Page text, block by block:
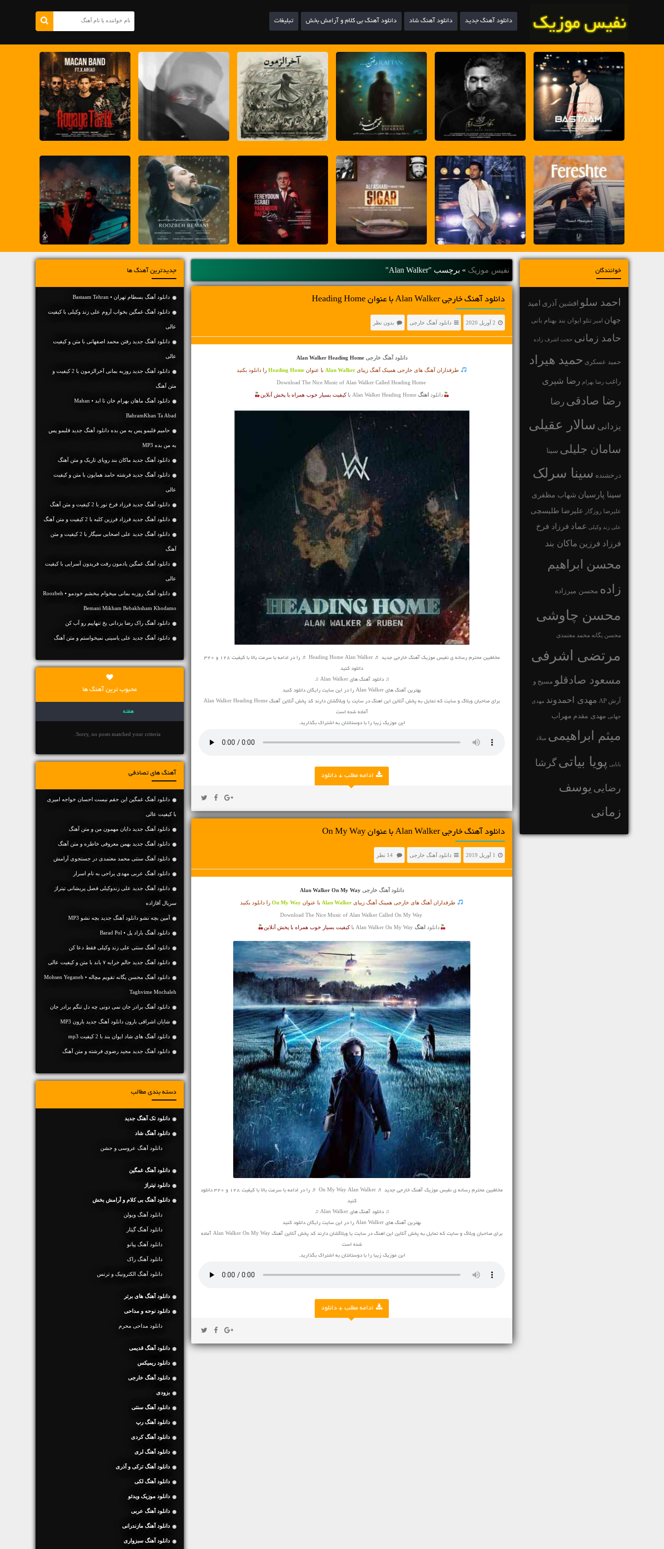
دانلود آهنگ جدید دانلود آهنگ شاد دانلود آهنگ بی کلام و آرامش بخش تبلیغات
خوانندگان
احمد سلو افشین آذری امید
جهان امیر تتلو ایوان بند بهنام بانی
حامد زمانی حجت اشرف زاده
حمید عسکری حمید هیراد
راغب رضا بهرام رضا شیری
رضا صادقی رضا
یزدانی سالار عقیلی
سامان جلیلی سینا
درخشنده سینا سرلک
سینا پارسیان شهاب مظفری
علیرضا روزگار علیرضا طلیسچی
علی زند وکیلی عماد فرزاد فرخ
فرزاد فرزین ماکان بند
محسن ابراهیم
زاده محسن میرزاده
محسن چاوشی
محسن یگانه محمد معتمدی
مرتضی اشرفی
مسعود صادقلو مسیح و
آرش AP مهدی احمدوند مهدی
جهانی مهدی مقدم مهراب
میثم ابراهیمی میلاد
بابایی پویا بیاتیگرشا
رضایی یوسف
زمانی
نفیس موزیک » برچسب "Alan Walker"
دانلود آهنگ خارجی Alan Walker با عنوان Heading Home
2 آوریل 2020 دانلود آهنگ خارجی بدون نظر
دانلود آهنگ خارجی Alan Walker Heading Home
طرفداران آهنگ های خارجی همینک آهنگ زیبای Alan Walker با عنوان Heading Homeرا دانلود بکنید
Download The Nice Music of Alan Walker Called Heading Home
دانلود اهنگ کیفیت بسیار خوب همراه با پخش آنلاین
مخاطبین محترم رسانه ی نفیس موزیک آهنگ خارجی جدید ♬ Heading Home Alan Walker ♬ را در ادامه با سرعت بالا با کیفیت 128 و 320
دانلود کنید
♫ دانلود آهنگ های Alan Walker ♫
بهترین آهنگ های Alan Walker را در این سایت رایگان دانلود کنید
برای صاحبان وبلاگ و سایت که تمایل به پخش آنلاین این اهنگ در سایت یا وبلاگشان دارند کد پخش آنلاین آهنگ Alan Walker Heading Home
آماده شده است
این موزیک زیبا را با دوستانتان به اشتراک بگذارید.
ادامه مطلب + دانلود
دانلود آهنگ خارجی Alan Walker با عنوان On My Way
1 آوریل 2019 دانلود آهنگ خارجی
دانلود آهنگ خارجی Alan Walker On My Way
طرفداران آهنگ های خارجی همینک آهنگ زیبای Alan Walker با عنوان On My Wayرا دانلود بکنید
Download The Nice Music of Alan Walker Called On My Way
دانلود اهنگ کیفیت بسیار خوب همراه با پخش آنلاین
مخاطبین محترم رسانه ی نفیس موزیک آهنگ خارجی جدید ♬ On My Way Alan Walker ♬ را در ادامه با سرعت بالا با کیفیت 128 و 320 دانلود
کنید
♫ دانلود آهنگ های Alan Walker ♫
بهترین آهنگ های Alan Walker را در این سایت رایگان دانلود کنید
برای صاحبان وبلاگ و سایت که تمایل به پخش آنلاین این اهنگ در سایت یا وبلاگشان دارند کد پخش آنلاین آهنگ Alan Walker On My Way آماده
شده است
این موزیک زیبا را با دوستانتان به اشتراک بگذارید.
ادامه مطلب + دانلود
جدیدترین آهنگ ها
دانلود آهنگ بسطام تهران • Bastaam Tehran
دانلود آهنگ غمگین بخواب آروم علی زند وکیلی با کیفیت
عالی
دانلود آهنگ جديد رفتن محمد اصفهانی با متن و کیفیت
عالی
دانلود آهنگ جديد روزبه بمانی آخرالزمون با 2 کیفیت و
متن آهنگ
دانلود آهنگ ماهان بهرام خان تا ابد • Mahan
BahramKhan Ta Abad
حامیم قلبمو پس به من بده دانلود آهنگ جدید قلبمو پس
به من بده MP3
دانلود آهنگ جديد ماکان بند رویای تاریک و متن آهنگ
دانلود آهنگ جديد فرشته حامد همایون با متن و کیفیت
عالی
دانلود آهنگ جديد فرزاد فرخ نور با 2 کیفیت و متن آهنگ
دانلود آهنگ جديد فرزاد فرزین کلبه با 2 کیفیت و متن آهنگ
دانلود آهنگ جديد علی اصحابی سیگار با 2 کیفیت و متن
آهنگ
دانلود آهنگ غمگین یادمون رفت فریدون آسرایی با کیفیت
عالی
دانلود آهنگ روزبه بمانی میخوام ببخشم خودمو • Roozbeh
Bemani Mikham Bebakhsham Khodamo
دانلود آهنگ راک رضا یزدانی یخ تنهاییم رو آب کن
دانلود آهنگ جديد علی یاسینی نمیخواستم و متن آهنگ
محبوب ترین آهنگ ها
هفته
Sorry, no posts matched your criteria.
آهنگ های تصادفی
دانلود آهنگ غمگین این حقم نیست احسان خواجه امیری
با کیفیت عالی
دانلود آهنگ جديد دایان مهمون من و متن آهنگ
دانلود آهنگ جديد بهمن معروفی خاطره و متن آهنگ
دانلود آهنگ سنتی محمد معتمدی در جستجوی آرامش
دانلود آهنگ عربی مهدی یراحی به نام اسرار
دانلود آهنگ جدید علی زندوکیلی فصل پریشانی تیتراژ
سریال آقازاده
آمین بچه نشو دانلود آهنگ جدید بچه نشو MP3
دانلود آهنگ باراد پل • Barad Pol
دانلود آهنگ سنتی علی زند وکیلی فقط دعا کن
دانلود آهنگ جديد حالم خرابه ۷ باند با متن و کیفیت عالی
دانلود آهنگ محسن یگانه تقویم مچاله • Mohsen Yeganeh
Taghvime Mochaleh
دانلود آهنگ برادر جان نمی دونی چه دل تنگم برادر جان
شایان اشراقی بارون دانلود آهنگ جدید بارون MP3
دانلود آهنگ های شاد ایوان بند با 2 کیفیت mp3
دانلود آهنگ جديد مجید رضوی فرشته و متن آهنگ
دسته بندی مطالب
دانلود تک آهنگ جدید
دانلود آهنگ شاد
دانلود آهنگ عروسی و جشن
دانلود آهنگ غمگین
دانلود تیتراژ
دانلود آهنگ بی کلام و آرامش بخش
دانلود آهنگ ویولن
دانلود آهنگ گیتار
دانلود آهنگ پیانو
دانلود آهنگ راک
دانلود آهنگ الکترونیک و ترنس
دانلود آهنگ های برتر
دانلود نوحه و مداحی
دانلود مداحی محرم
دانلود آهنگ قدیمی
دانلود ریمیکس
دانلود آهنگ خارجی
بزودی
دانلود آهنگ سنتی
دانلود آهنگ رپ
دانلود آهنگ کردی
دانلود آهنگ لری
دانلود آهنگ ترکی و آذری
دانلود آهنگ لکی
دانلود موزیک ویدئو
دانلود آهنگ عربی
دانلود آهنگ مازندرانی
دانلود آهنگ سبزواری